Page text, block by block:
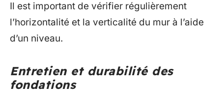
Il est important de vérifier régulièrement
l’horizontalité et la verticalité du mur à l’aide
d’un niveau.
Entretien et durabilité des
fondations